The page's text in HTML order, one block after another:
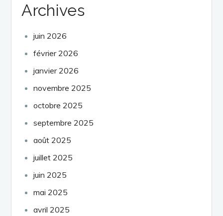
Archives
juin 2026
février 2026
janvier 2026
novembre 2025
octobre 2025
septembre 2025
août 2025
juillet 2025
juin 2025
mai 2025
avril 2025